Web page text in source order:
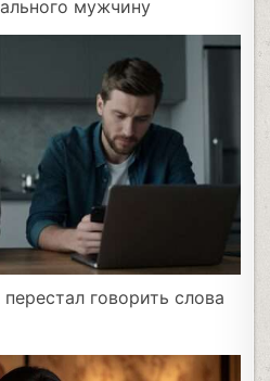
мужчину
говорить слова